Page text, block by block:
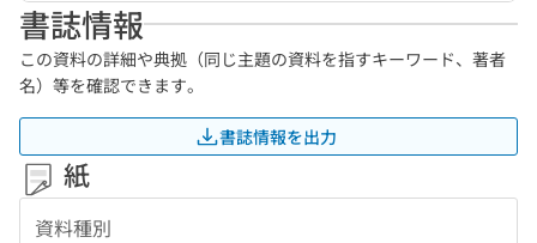
書誌情報
この資料の詳細や典拠（同じ主題の資料を指すキーワード、著者
名）等を確認できます。
書誌情報を出力
紙
資料種別